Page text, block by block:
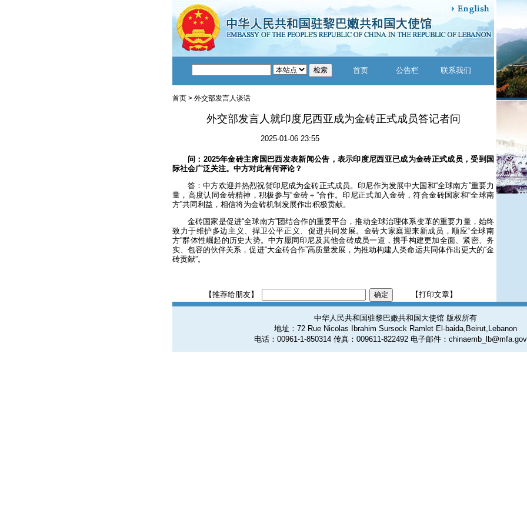
首页 公告栏 联系我们
首页 > 外交部发言人谈话
外交部发言人就印度尼西亚成为金砖正式成员答记者问
2025-01-06 23:55
问：2025年金砖主席国巴西发表新闻公告，表示印度尼西亚已成为金砖正式成员，受到国
际社会广泛关注。中方对此有何评论？
答：中方欢迎并热烈祝贺印尼成为金砖正式成员。印尼作为发展中大国和“全球南方”重要力
量，高度认同金砖精神，积极参与“金砖＋”合作。印尼正式加入金砖，符合金砖国家和“全球南
方”共同利益，相信将为金砖机制发展作出积极贡献。
金砖国家是促进“全球南方”团结合作的重要平台，推动全球治理体系变革的重要力量，始终
致力于维护多边主义、捍卫公平正义、促进共同发展。金砖大家庭迎来新成员，顺应“全球南
方”群体性崛起的历史大势。中方愿同印尼及其他金砖成员一道，携手构建更加全面、紧密、务
实、包容的伙伴关系，促进“大金砖合作”高质量发展，为推动构建人类命运共同体作出更大的“金
砖贡献”。
【推荐给朋友】 【打印文章】
中华人民共和国驻黎巴嫩共和国大使馆 版权所有
地址：72 Rue Nicolas Ibrahim Sursock Ramlet El-baida,Beirut,Lebanon
电话：00961-1-850314 传真：009611-822492 电子邮件：